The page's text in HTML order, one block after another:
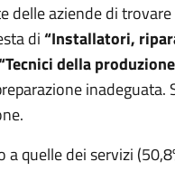
delle aziende di
di“Installatori,
della
inadeguata.
quelle dei servizi